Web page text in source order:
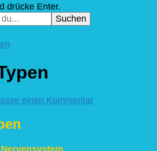
drücke Enter.
einen Kommentarzu